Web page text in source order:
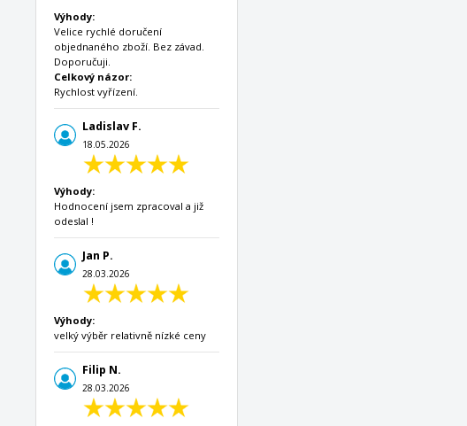
Výhody:
Velice rychlé doručení
objednaného zboží. Bez závad.
Doporučuji.
Celkový názor:
Rychlost vyřízení.
Ladislav F.
18.05.2026
Výhody:
Hodnocení jsem zpracoval a již
odeslal !
Jan P.
28.03.2026
Výhody:
velký výběr relativně nízké ceny
Filip N.
28.03.2026